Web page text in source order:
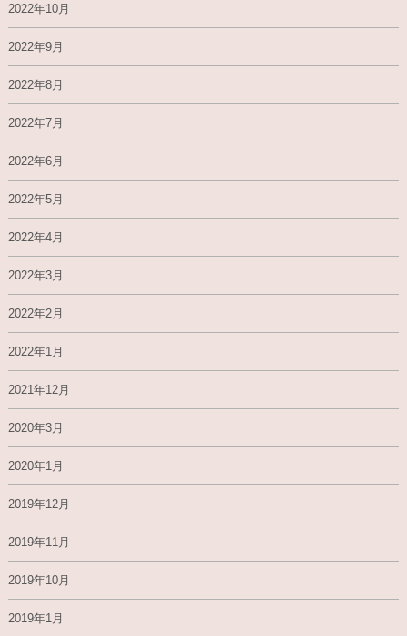
2022年10月
2022年9月
2022年8月
2022年7月
2022年6月
2022年5月
2022年4月
2022年3月
2022年2月
2022年1月
2021年12月
2020年3月
2020年1月
2019年12月
2019年11月
2019年10月
2019年1月